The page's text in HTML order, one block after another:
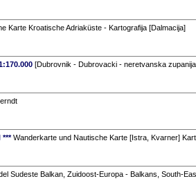
Karte Kroatische Adriaküste - Kartografija [Dalmacija]
[Dubrovnik - Dubrovacki - neretvanska
***Wanderkarte und Nautische Karte [Istra, Kvarner]
Sudeste Balkan, Zuidoost-Europa - Balkans, South-